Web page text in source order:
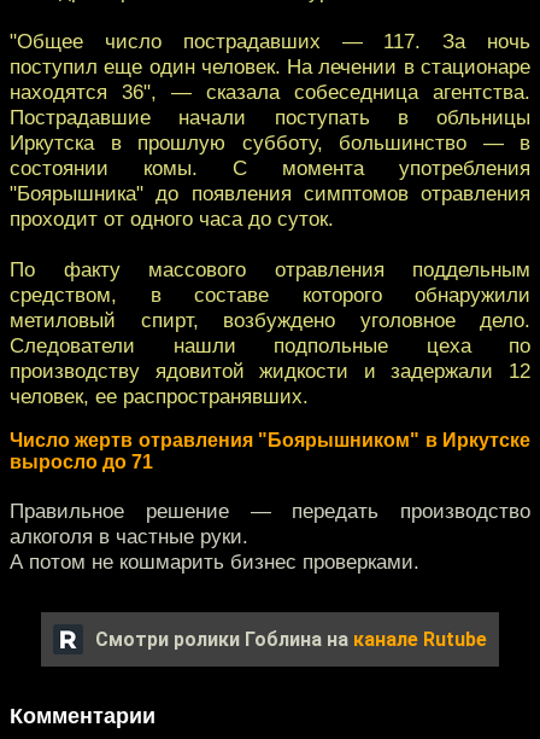
"Общее число пострадавших — 117. За ночь
поступил еще один человек. На лечении в стационаре
находятся 36", — сказала собеседница агентства.
Пострадавшие начали поступать в обльницы
Иркутска в прошлую субботу, большинство — в
состоянии комы. С момента употребления
"Боярышника" до появления симптомов отравления
проходит от одного часа до суток.
По факту массового отравления поддельным
средством, в составе которого обнаружили
метиловый спирт, возбуждено уголовное дело.
Следователи нашли подпольные цеха по
производству ядовитой жидкости и задержали 12
человек, ее распространявших.
Число жертв отравления "Боярышником" в Иркутске
выросло до 71
Правильное решение — передать производство
алкоголя в частные руки.
А потом не кошмарить бизнес проверками.
Смотри ролики Гоблина на канале Rutube
Комментарии